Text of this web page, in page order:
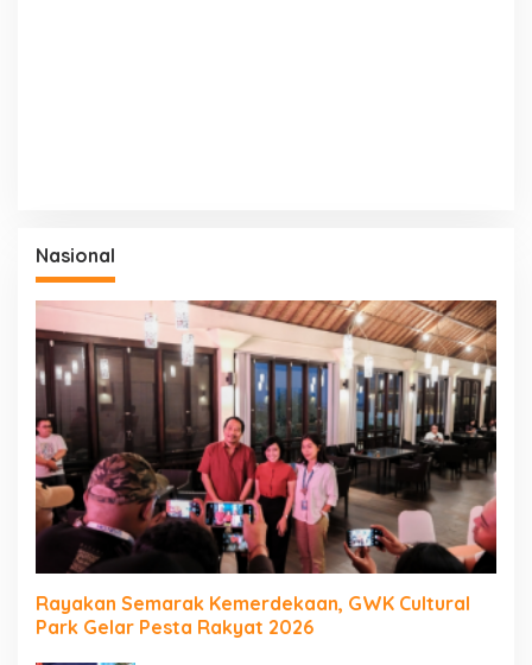
Nasional
Rayakan Semarak Kemerdekaan, GWK Cultural
Park Gelar Pesta Rakyat 2026